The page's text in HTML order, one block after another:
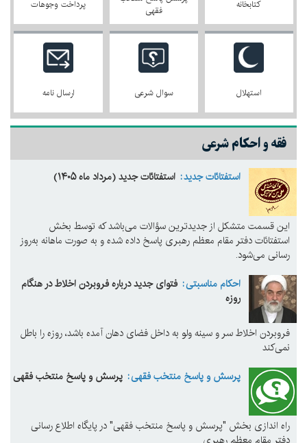
کتابخانه
فقهی
پرداخت وجوهات
استهلال سوال شرعی ارسال نامه
فقه و احکام شرعی
استفتائات جدید استفتائات جدید (مرداد ماه ۱۴۰۵)
این قسمت متشکل از جدیدترین سؤالات می‌باشد که توسط بخش
استفتائات دفتر مقام معظم رهبری پاسخ داده شده و به صورت ماهانه به‌روز
رسانی می‌شود.
احکام مناسبتی فتوای جدید درباره فروبردن اخلاط در هنگام
روزه
فروبردن اخلاط سر و سینه ولو به داخل فضای دهان آمده باشد، روزه را باطل
نمی‌کند
پرسش و پاسخ منتخب فقهی پرسش و پاسخ منتخب فقهی
راه اندازی بخش "پرسش و پاسخ منتخب فقهی" در پایگاه اطلاع رسانی